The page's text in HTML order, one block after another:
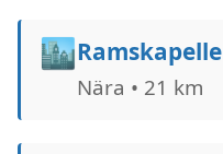
🏙️Ramskapelle
Nära • 21 km